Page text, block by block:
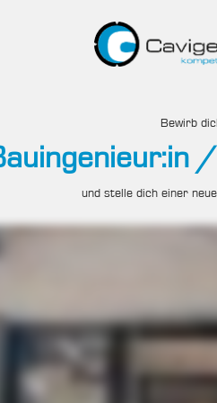
Bewirb
und stelle dich einer